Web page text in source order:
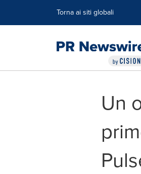
Torna ai siti globali
Un